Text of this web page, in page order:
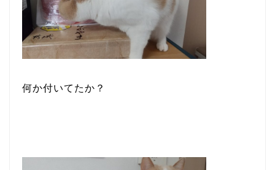
何か付いてたか？